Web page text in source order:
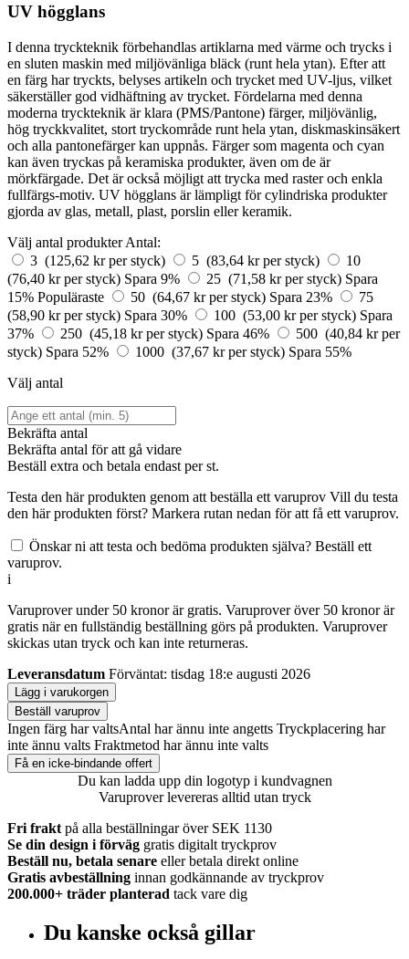
UV högglans
I denna tryckteknik förbehandlas artiklarna med värme och trycks i
en sluten maskin med miljövänliga bläck (runt hela ytan). Efter att
en färg har tryckts, belyses artikeln och trycket med UV-ljus, vilket
säkerställer god vidhäftning av trycket. Fördelarna med denna
moderna tryckteknik är klara (PMS/Pantone) färger, miljövänlig,
hög tryckkvalitet, stort tryckområde runt hela ytan, diskmaskinsäkert
och alla pantonefärger kan uppnås. Färger som magenta och cyan
kan även tryckas på keramiska produkter, även om de är
mörkfärgade. Det är också möjligt att trycka med raster och enkla
fullfärgs-motiv. UV högglans är lämpligt för cylindriska produkter
gjorda av glas, metall, plast, porslin eller keramik.
Välj antal produkter Antal:
3 (125,62 kr per styck)
5 (83,64 kr per styck)
10
(76,40 kr per styck) Spara 9% 25 (71,58 kr per styck) Spara
15% Populäraste 50 (64,67 kr per styck) Spara 23%
75
(58,90 kr per styck) Spara 30% 100 (53,00 kr per styck) Spara
37%
250 (45,18 kr per styck) Spara 46%
500 (40,84 kr per
styck) Spara 52% 1000 (37,67 kr per styck) Spara 55%
Välj antal
Bekräfta antal
Bekräfta antal för att gå vidare
Beställ extra och betala endast per st.
Testa den här produkten genom att beställa ett varuprov Vill du testa
den här produkten först? Markera rutan nedan för att få ett varuprov.
Önskar ni att testa och bedöma produkten själva? Beställ ett
varuprov.
i
Varuprover under 50 kronor är gratis. Varuprover över 50 kronor är
gratis när en fullständig beställning görs på produkten. Varuprover
skickas utan tryck och kan inte returneras.
Leveransdatum Förväntat: tisdag 18:e augusti 2026
Lägg i varukorgen
Beställ varuprov
Ingen färg har valtsAntal har ännu inte angetts Tryckplacering har
inte ännu valts Fraktmetod har ännu inte valts
Få en icke-bindande offert
Du kan ladda upp din logotyp i kundvagnen
Varuprover levereras alltid utan tryck
Fri frakt på alla beställningar över SEK 1130
Se din design i förväg gratis digitalt tryckprov
Beställ nu, betala senare eller betala direkt online
Gratis avbeställning innan godkännande av tryckprov
200.000+ träder planterad tack vare dig
Du kanske också gillar